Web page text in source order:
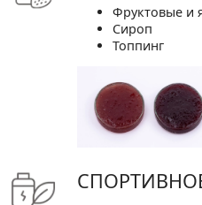
Фруктовые и
Сироп
Топпинг